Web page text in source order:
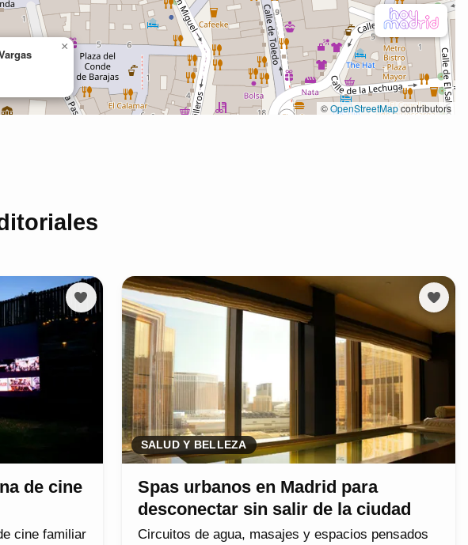
de cine
cine familiar
SALUD Y BELLEZA
Spas urbanos en Madrid para
desconectar sin salir de la ciudad
Circuitos de agua, masajes y espacios pensados